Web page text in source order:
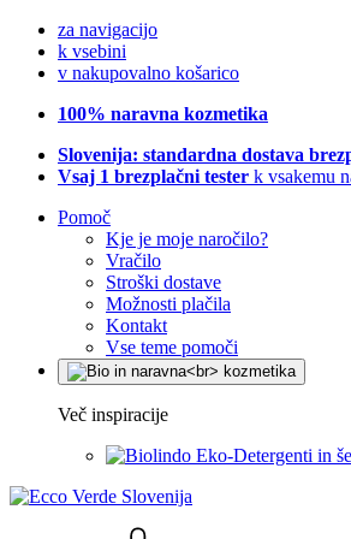
za navigacijo
k vsebini
v nakupovalno košarico
100% naravna kozmetika
Slovenija: standardna dostava
Vsaj 1 brezplačni tester k vsakemu
Pomoč
Kje je moje naročilo?
Vračilo
Stroški dostave
Možnosti plačila
Kontakt
Vse teme pomoči
Več inspiracije
Eko-Detergenti in